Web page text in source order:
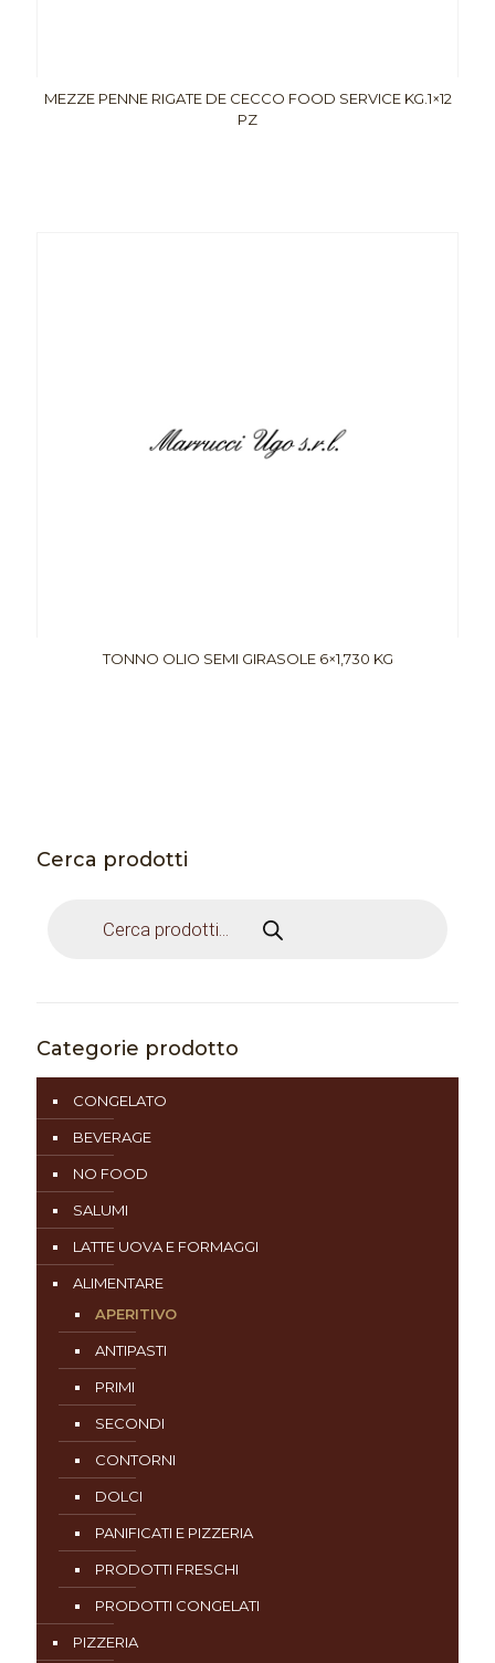
MEZZE PENNE RIGATE DE CECCO FOOD SERVICE KG.1×12
PZ
TONNO OLIO SEMI GIRASOLE 6×1,730 KG
Cerca prodotti
Categorie prodotto
CONGELATO
BEVERAGE
NO FOOD
SALUMI
LATTE UOVA E FORMAGGI
ALIMENTARE
APERITIVO
ANTIPASTI
PRIMI
SECONDI
CONTORNI
DOLCI
PANIFICATI E PIZZERIA
PRODOTTI FRESCHI
PRODOTTI CONGELATI
PIZZERIA